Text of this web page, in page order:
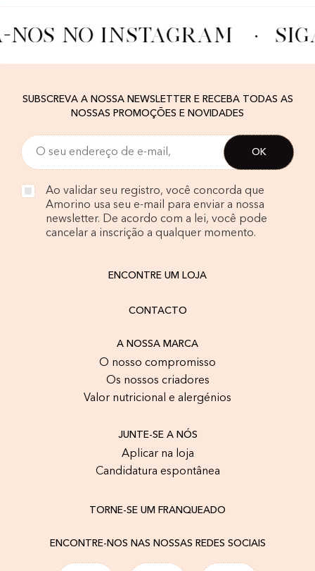
NOS NO INSTAGRAM ·
SUBSCREVA A NOSSA NEWSLETTER E RECEBA TODAS AS
NOSSAS PROMOÇÕES E NOVIDADES
Ao validar seu registro, você concorda que
Amorino usa seu e-mail para enviar a nossa
newsletter. De acordo com a lei, você pode
cancelar a inscrição a qualquer momento.
ENCONTRE UM LOJA
CONTACTO
A NOSSA MARCA
O nosso compromisso
Os nossos criadores
Valor nutricional e alergénios
JUNTE-SE A NÓS
Aplicar na loja
Candidatura espontânea
TORNE-SE UM FRANQUEADO
ENCONTRE-NOS NAS NOSSAS REDES SOCIAIS